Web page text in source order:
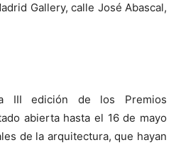
Gallery, calle José Abascal,
III edición de los Premios
abierta hasta el 16 de mayo
de la arquitectura, que hayan